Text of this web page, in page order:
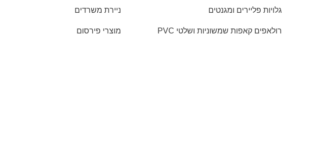
גלויות פליירים ומגנטים
רולאפים קאפות שמשוניות ושלטי PVC
ניירת משרדים
מוצרי פירסום